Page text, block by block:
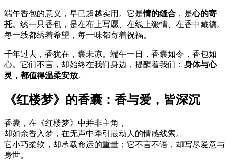
端午香包的意义，早已超越实用。它是情的缝合 ，是心的寄
托。绣一只香包，是在布上写愿、在线上缀情、在香中藏德。
每一线都绣着希望，每一味都寄着祝福。
千年过去，香犹在，囊未凉。端午一日，香囊如令，香包如
心。它们不言，却始终在我们身边，提醒着我们： 身体与心
灵，都值得温柔安放。
《红楼梦》的香囊：香与爱，皆深沉
香囊，在《红楼梦》中并非主角，
却如余香入梦，在无声中牵引最动人的情感线索。
它小巧柔软，却承载命运的重量；它不言不语，却写尽爱意与
身世。